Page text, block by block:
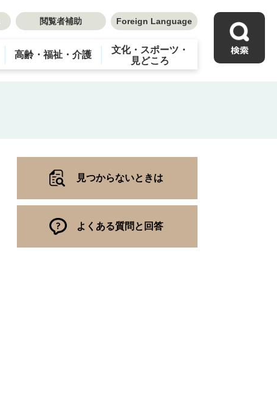
閲覧者補助 Foreign Language
高齢・福祉・介護
文化・スポーツ・
見どころ
見つからないときは
よくある質問と回答